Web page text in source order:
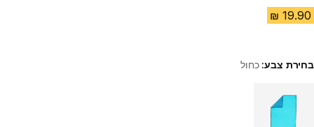
בחירת צבע:כחול